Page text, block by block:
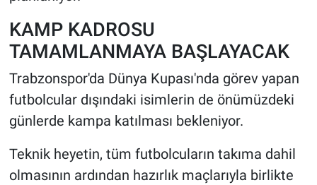
KAMP KADROSU
TAMAMLANMAYA BAŞLAYACAK
Trabzonspor'da Dünya Kupası'nda görev yapan
futbolcular dışındaki isimlerin de önümüzdeki
günlerde kampa katılması bekleniyor.
Teknik heyetin, tüm futbolcuların takıma dahil
olmasının ardından hazırlık maçlarıyla birlikte